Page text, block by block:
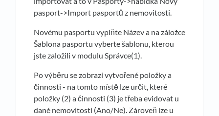
pasport->Import pasportů z nemovitosti.
Novému pasportu vyplňte Název a na záložce
Šablona pasportu vyberte šablonu, kterou
jste založili v modulu Správce(1).
Po výběru se zobrazí vytvořené položky a
činnosti - na tomto místě lze určit, které
položky (2) a činnosti (3) je třeba evidovat u
dané nemovitosti (Ano/Ne). Zároveň lze u